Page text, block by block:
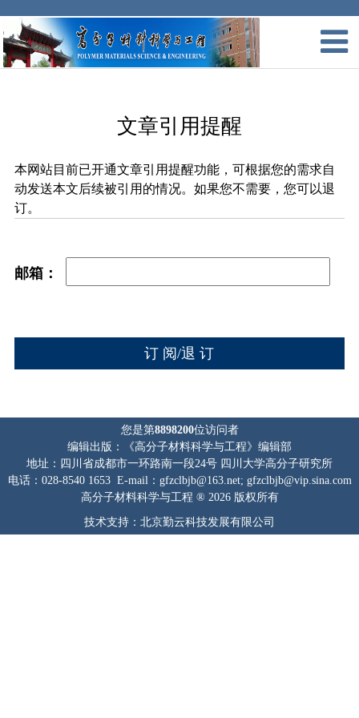
文章引用提醒
本网站目前已开通文章引用提醒功能，可根据您的需求自
动发送本文后续被引用的情况。如果您不需要，您可以退
订。
邮箱：
您是第8898200位访问者
编辑出版：《高分子材料科学与工程》编辑部
地址：四川省成都市一环路南一段24号 四川大学高分子研究所
电话：028-8540 1653 E-mail：gfzclbjb@163.net; gfzclbjb@vip.sina.com
高分子材料科学与工程 ® 2026 版权所有
技术支持：北京勤云科技发展有限公司